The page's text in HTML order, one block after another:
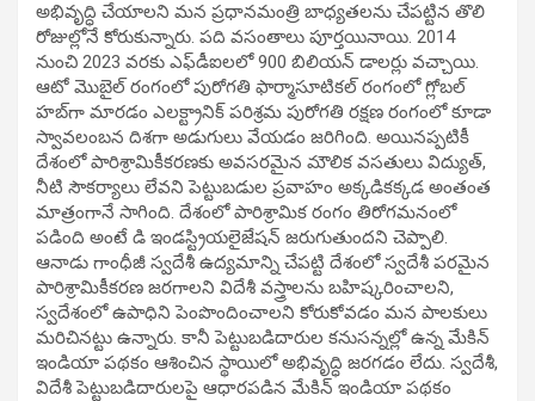
అభివృద్ధి చేయాలని మన ప్రధానమంత్రి బాధ్యతలను చేపట్టిన తొలి
రోజుల్లోనే కోరుకున్నారు. పది వసంతాలు పూర్తయినాయి. 2014
నుంచి 2023 వరకు ఎఫ్‌డీఐలలో 900 బిలియన్ డాలర్లు వచ్చాయి.
ఆటో మొబైల్ రంగంలో పురోగతి ఫార్మాసూటికల్ రంగంలో గ్లోబల్
హబ్‌గా మారడం ఎలక్ట్రానిక్ పరిశ్రమ పురోగతి రక్షణ రంగంలో కూడా
స్వావలంబన దిశగా అడుగులు వేయడం జరిగింది. అయినప్పటికీ
దేశంలో పారిశ్రామికీకరణకు అవసరమైన మౌలిక వసతులు విద్యుత్,
నీటి సౌకర్యాలు లేవని పెట్టుబడుల ప్రవాహం అక్కడికక్కడ అంతంత
మాత్రంగానే సాగింది. దేశంలో పారిశ్రామిక రంగం తిరోగమనంలో
పడింది అంటే డి ఇండస్ట్రియలైజేషన్ జరుగుతుందని చెప్పాలి.
ఆనాడు గాంధీజీ స్వదేశీ ఉద్యమాన్ని చేపట్టి దేశంలో స్వదేశీ పరమైన
పారిశ్రామికీకరణ జరగాలని విదేశీ వస్త్రాలను బహిష్కరించాలని,
స్వదేశంలో ఉపాధిని పెంపొందించాలని కోరుకోవడం మన పాలకులు
మరిచినట్టు ఉన్నారు. కానీ పెట్టుబడిదారుల కనుసన్నల్లో ఉన్న మేకిన్
ఇండియా పథకం ఆశించిన స్థాయిలో అభివృద్ధి జరగడం లేదు. స్వదేశీ,
విదేశీ పెట్టుబడిదారులపై ఆధారపడిన మేకిన్ ఇండియా పథకం